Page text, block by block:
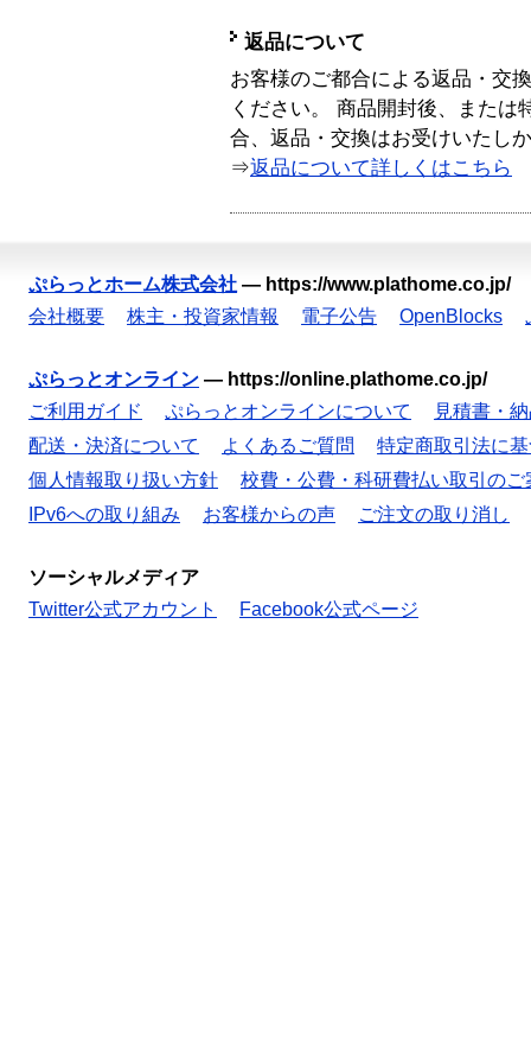
返品について
お客様のご都合による返品・交
ください。 商品開封後、または
合、返品・交換はお受けいたし
⇒返品について詳しくはこちら
ぷらっとホーム株式会社 — https://www.plathome.co.jp/
会社概要
株主・投資家情報 電子公告 OpenBlocks
ぷらっとオンライン — https://online.plathome.co.jp/
ご利用ガイド
ぷらっとオンラインについて
見積書・
配送・決済について
よくあるご質問
特定商取引法に
個人情報取り扱い方針
校費・公費・科研費払い取引のご
IPv6への取り組み
お客様からの声 ご注文の取り消し
ソーシャルメディア
Twitter公式アカウント
Facebook公式ページ